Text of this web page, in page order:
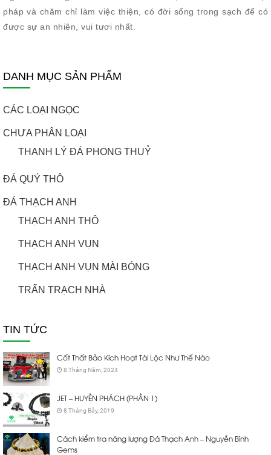
pháp và chăm chỉ làm việc thiện, có đời sống trong sạch để có
được sự an nhiên, vui tươi nhất.
DANH MỤC SẢN PHẨM
CÁC LOẠI NGỌC
CHƯA PHÂN LOẠI
THANH LÝ ĐÁ PHONG THUỶ
ĐÁ QUÝ THÔ
ĐÁ THẠCH ANH
THẠCH ANH THÔ
THẠCH ANH VỤN
THẠCH ANH VỤN MÀI BÓNG
TRẤN TRẠCH NHÀ
TIN TỨC
Cốt Thất Bảo Kích Hoạt Tài Lộc Như Thế Nào
8 Tháng Năm, 2024
JET – HUYỀN PHÁCH (PHẦN 1)
8 Tháng Bảy, 2019
Cách kiểm tra năng lượng Đá Thạch Anh – Nguyễn Bình
Gems